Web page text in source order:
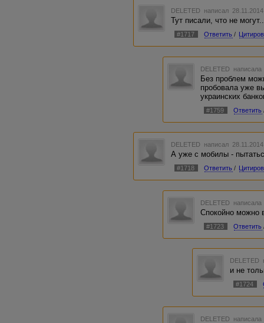
DELETED написал
Тут писали, что не
#1717 Ответить /
DELETED
Без проблем
пробовала уже
украинских
#1759 Ответить
DELETED написал
А уже с мобилы -
#1718 Ответить /
DELETED
Спокойно можно
#1723 Ответить
DELETED
и не
#1724
DELETED